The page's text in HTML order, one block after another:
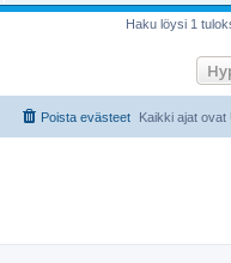
Haku löysi 1
Kaikki ajat ovat
Poista evästeet